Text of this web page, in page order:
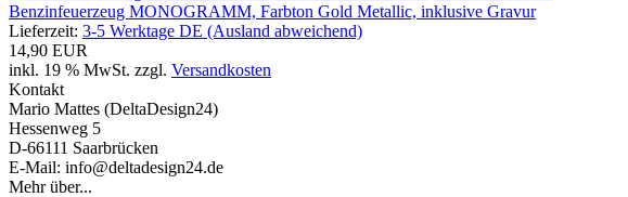
Benzinfeuerzeug MONOGRAMM, Farbton Gold Metallic, inklusive Gravur
Lieferzeit: 3-5 Werktage DE (Ausland abweichend)
14,90 EUR
inkl. 19 % MwSt. zzgl. Versandkosten
Kontakt
Mario Mattes (DeltaDesign24)
Hessenweg 5
D-66111 Saarbrücken
E-Mail: info@deltadesign24.de
Mehr über...